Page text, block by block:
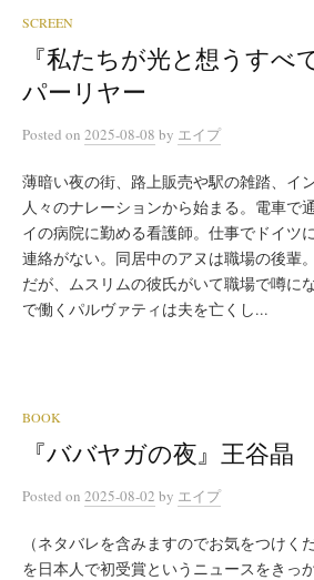
SCREEN
『私たちが光と想うすべ
パーリヤー
Posted on 2025-08-08 by エイプ
薄暗い夜の街、路上販売や駅の雑踏、イ
人々のナレーションから始まる。電車で
イの病院に勤める看護師。仕事でドイツ
連絡がない。同居中のアヌは職場の後輩
だが、ムスリムの彼氏がいて職場で噂に
で働くパルヴァティは夫を亡くし...
BOOK
『ババヤガの夜』王谷晶
Posted on 2025-08-02 by エイプ
（ネタバレを含みますのでお気をつけく
を日本人で初受賞というニュースをきっ